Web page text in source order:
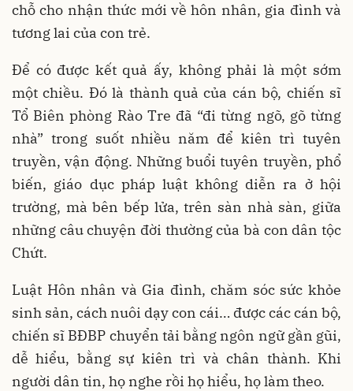
chỗ cho nhận thức mới về hôn nhân, gia đình và
tương lai của con trẻ.
Để có được kết quả ấy, không phải là một sớm
một chiều. Đó là thành quả của cán bộ, chiến sĩ
Tổ Biên phòng Rào Tre đã “đi từng ngõ, gõ từng
nhà” trong suốt nhiều năm để kiên trì tuyên
truyền, vận động. Những buổi tuyên truyền, phổ
biến, giáo dục pháp luật không diễn ra ở hội
trường, mà bên bếp lửa, trên sàn nhà sàn, giữa
những câu chuyện đời thường của bà con dân tộc
Chứt.
Luật Hôn nhân và Gia đình, chăm sóc sức khỏe
sinh sản, cách nuôi dạy con cái… được các cán bộ,
chiến sĩ BĐBP chuyển tải bằng ngôn ngữ gần gũi,
dễ hiểu, bằng sự kiên trì và chân thành. Khi
người dân tin, họ nghe rồi họ hiểu, họ làm theo.